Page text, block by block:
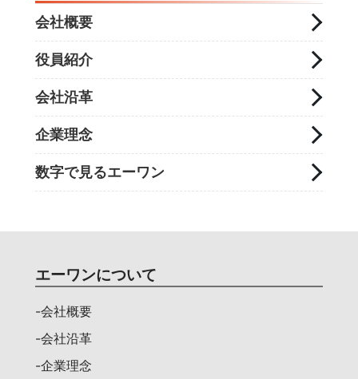
会社概要
役員紹介
会社沿革
企業理念
数字で見るエーワン
エーワンについて
-会社概要
-会社沿革
-企業理念